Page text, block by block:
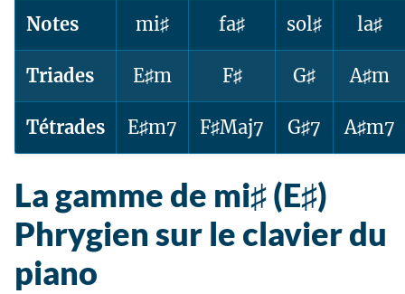
Notes mi♯ fa♯ sol♯ la♯
Triades E♯m F♯ G♯ A♯m
Tétrades E♯m7 F♯Maj7 G♯7 A♯m7
La gamme de mi♯ (E♯)
Phrygien sur le clavier du
piano